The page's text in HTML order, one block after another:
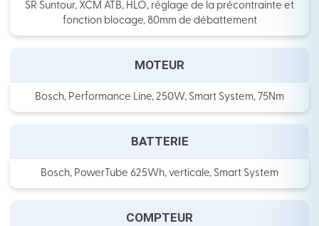
SR Suntour, XCM ATB, HLO, réglage de la précontrainte et
fonction blocage, 80mm de débattement
MOTEUR
Bosch, Performance Line, 250W, Smart System, 75Nm
BATTERIE
Bosch, PowerTube 625Wh, verticale, Smart System
COMPTEUR